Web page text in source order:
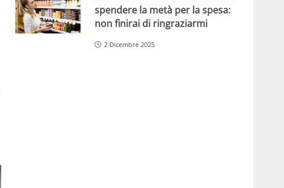
spendere la metà per la spesa:
non finirai di ringraziarmi
2 Dicembre 2025